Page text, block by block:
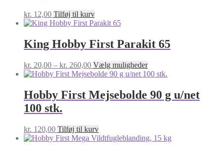
kr. 12,00 Tilføj til kurv
King Hobby First Parakit 65
kr. 20,00 – kr. 260,00Prisinterval:
kr. 20,00
kr. 260,00
Vælg mulighederDette
vare
flere
varianter.
på
varesiden
Hobby First Mejsebolde 90 g u/net
100 stk.
kr. 120,00 Tilføj til kurv